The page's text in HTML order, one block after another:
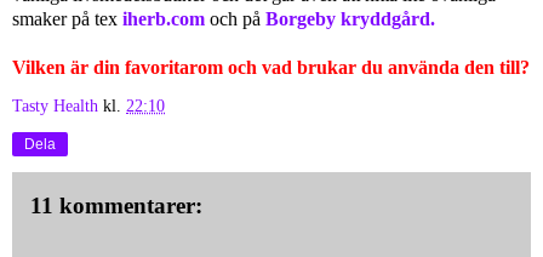
smaker på tex iherb.com och på Borgeby kryddgård.
Vilken är din favoritarom och vad brukar du använda den till?
Tasty Health kl. 22:10
Dela
11 kommentarer: